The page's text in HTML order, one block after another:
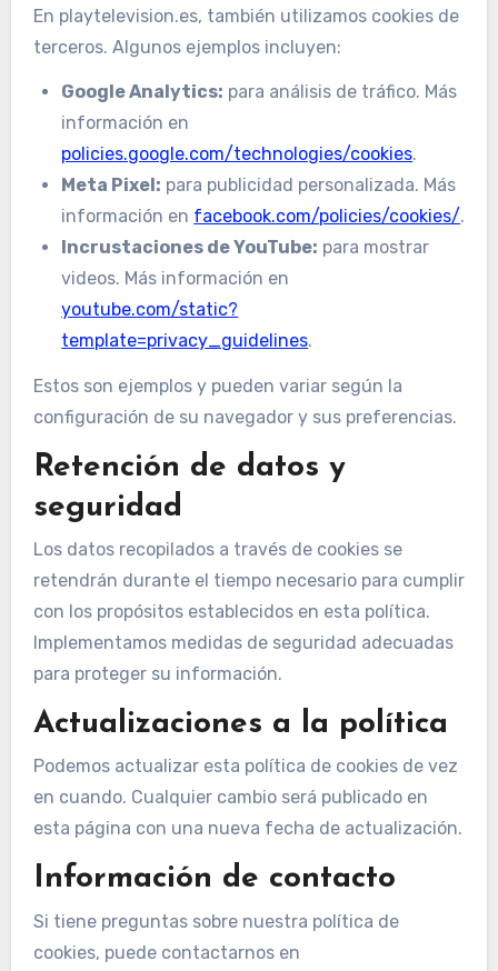
En playtelevision.es, también utilizamos cookies de
terceros. Algunos ejemplos incluyen:
Google Analytics: para análisis de tráfico. Más
información en
policies.google.com/technologies/cookies.
Meta Pixel: para publicidad personalizada. Más
información en facebook.com/policies/cookies/.
Incrustaciones de YouTube: para mostrar
videos. Más información en
youtube.com/static?
template=privacy_guidelines.
Estos son ejemplos y pueden variar según la
configuración de su navegador y sus preferencias.
Retención de datos y
seguridad
Los datos recopilados a través de cookies se
retendrán durante el tiempo necesario para cumplir
con los propósitos establecidos en esta política.
Implementamos medidas de seguridad adecuadas
para proteger su información.
Actualizaciones a la política
Podemos actualizar esta política de cookies de vez
en cuando. Cualquier cambio será publicado en
esta página con una nueva fecha de actualización.
Información de contacto
Si tiene preguntas sobre nuestra política de
cookies, puede contactarnos en